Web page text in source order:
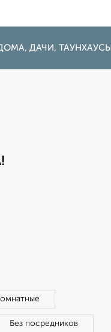
ДАЧИ, ТАУНХАУСЫ
Без посредников